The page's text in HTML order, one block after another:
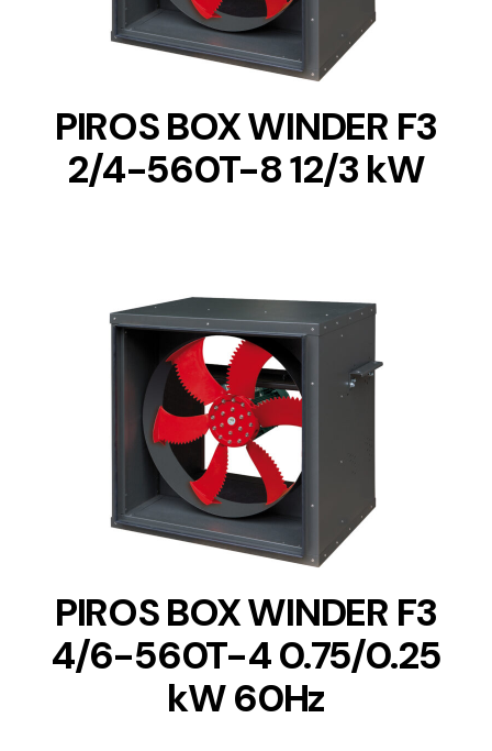
PIROS BOX WINDER F3
2/4-560T-8 12/3 kW
DETAILS
PIROS BOX WINDER F3
4/6-560T-4 0.75/0.25
kW 60Hz